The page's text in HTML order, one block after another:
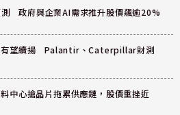
政府與企業AI需求推升股價飆逾20%
有望續揚 Palantir、Caterpillar財測
中心搶晶片拖累供應鏈，股價重挫近